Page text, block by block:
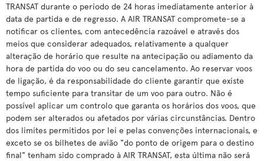
TRANSAT durante o período de 24 horas imediatamente anterior à
data de partida e de regresso. A AIR TRANSAT compromete-se a
notificar os clientes, com antecedência razoável e através dos
meios que considerar adequados, relativamente a qualquer
alteração de horário que resulte na antecipação ou adiamento da
hora de partida do voo ou do seu cancelamento. Ao reservar voos
de ligação, é da responsabilidade do cliente garantir que existe
tempo suficiente para transitar de um voo para outro. Não é
possível aplicar um controlo que garanta os horários dos voos, que
podem ser alterados ou afetados por várias circunstâncias. Dentro
dos limites permitidos por lei e pelas convenções internacionais, e
exceto se os bilhetes de avião "do ponto de origem para o destino
final" tenham sido comprado à AIR TRANSAT, esta última não será